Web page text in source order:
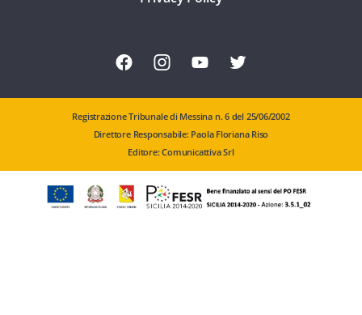
Registrazione Tribunale di Messina n. 6 del 25/06/2002
Direttore Responsabile: Paola Floriana Riso
Editore: Comunicattiva Srl